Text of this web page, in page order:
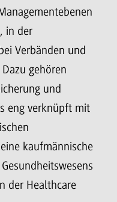
in der
Verbänden und
gehören
und
eng verknüpft mit
kaufmännische
der Healthcare